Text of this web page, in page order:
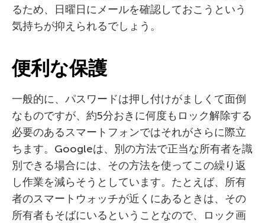
るため、日曜日にメールを確認しておこうという
気持ちが抑えられるでしょう。
便利な保護
一般的に、パスワードは押し付けがましくて面倒
なものですが、約5分おきに何度もロック解除する
必要のあるスマートフォンではそれがさらに際立
ちます。Googleは、別の方法で正当な所有者を識
別できる場合には、その方法を使ってこの繰り返
し作業を減らそうとしています。たとえば、所有
者のスマートウォッチが近くにあるときは、その
所有者もそばにいるということなので、ロック画